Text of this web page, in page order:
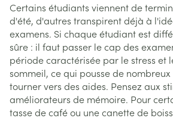
Certains étudiants viennent de
d'été, d'autres transpirent déjà à
examens. Si chaque étudiant est
sûre : il faut passer le cap des
période caractérisée par le stress et
sommeil, ce qui pousse de
tourner vers des aides. Pensez aux
améliorateurs de mémoire. Pour
tasse de café ou une canette de